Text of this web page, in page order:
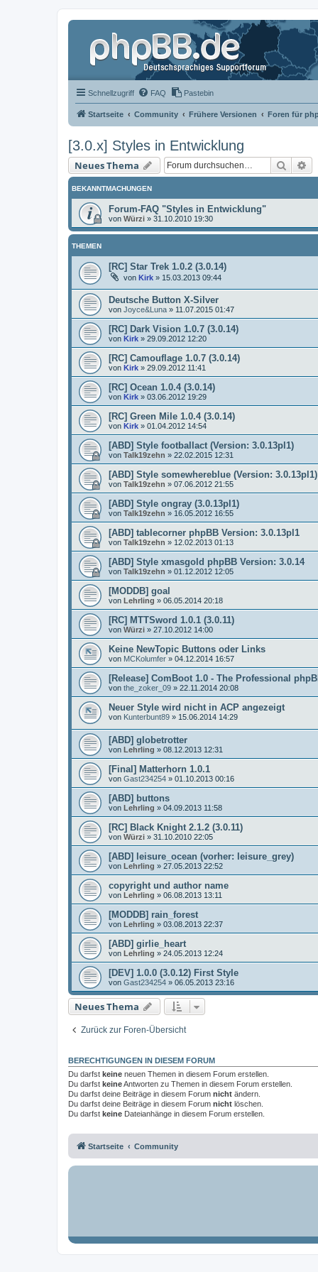
Schnellzugriff FAQ Pastebin
Startseite Community Frühere Versionen Foren für
[3.0.x] Styles in Entwicklung
Neues Thema Suche
BEKANNTMACHUNGEN
Forum-FAQ "Styles in Entwicklung"
von Würzi » 31.10.2010 19:30
THEMEN
[RC] Star Trek 1.0.2 (3.0.14)
von Kirk » 15.03.2013 09:44
Deutsche Button X-Silver
von Joyce&Luna » 11.07.2015 01:47
[RC] Dark Vision 1.0.7 (3.0.14)
von Kirk » 29.09.2012 12:20
[RC] Camouflage 1.0.7 (3.0.14)
von Kirk » 29.09.2012 11:41
[RC] Ocean 1.0.4 (3.0.14)
von Kirk » 03.06.2012 19:29
[RC] Green Mile 1.0.4 (3.0.14)
von Kirk » 01.04.2012 14:54
[ABD] Style footballact (Version: 3.0.13pl1)
von Talk19zehn » 22.02.2015 12:31
[ABD] Style somewhereblue (Version: 3.0.13pl1)
von Talk19zehn » 07.06.2012 21:55
[ABD] Style ongray (3.0.13pl1)
von Talk19zehn » 16.05.2012 16:55
[ABD] tablecorner phpBB Version: 3.0.13pl1
von Talk19zehn » 12.02.2013 01:13
[ABD] Style xmasgold phpBB Version: 3.0.14
von Talk19zehn » 01.12.2012 12:05
[MODDB] goal
von Lehrling » 06.05.2014 20:18
[RC] MTTSword 1.0.1 (3.0.11)
von Würzi » 27.10.2012 14:00
Keine NewTopic Buttons oder Links
von MCKolumfer » 04.12.2014 16:57
[Release] ComBoot 1.0 - The Professional
von the_zoker_09 » 22.11.2014 20:08
Neuer Style wird nicht in ACP angezeigt
von Kunterbunt89 » 15.06.2014 14:29
[ABD] globetrotter
von Lehrling » 08.12.2013 12:31
[Final] Matterhorn 1.0.1
von Gast234254 » 01.10.2013 00:16
[ABD] buttons
von Lehrling » 04.09.2013 11:58
[RC] Black Knight 2.1.2 (3.0.11)
von Würzi » 31.10.2010 22:05
[ABD] leisure_ocean (vorher: leisure_grey)
von Lehrling » 27.05.2013 22:52
copyright und author name
von Lehrling » 06.08.2013 13:11
[MODDB] rain_forest
von Lehrling » 03.08.2013 22:37
[ABD] girlie_heart
von Lehrling » 24.05.2013 12:24
[DEV] 1.0.0 (3.0.12) First Style
von Gast234254 » 06.05.2013 23:16
Neues Thema
Zurück zur Foren-Übersicht
BERECHTIGUNGEN IN DIESEM FORUM
Du darfst keine neuen Themen in diesem Forum erstellen.
Du darfst keineAntworten zu Themen in diesem Forum erstellen.
Du darfst deine Beiträge in diesem Forum nicht ändern.
Du darfst deine Beiträge in diesem Forum nicht löschen.
Du darfst keine Dateianhänge in diesem Forum erstellen.
Startseite Community